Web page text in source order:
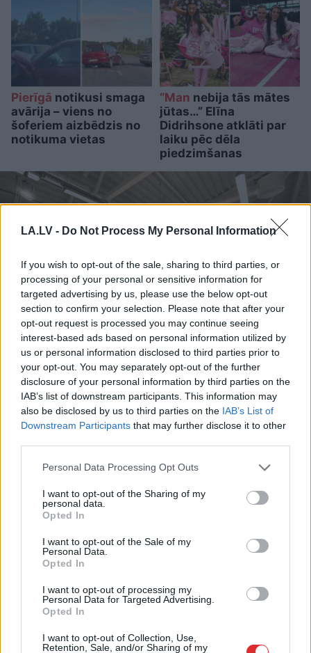
LA.LV - Do Not Process My Personal Information
If you wish to opt-out of the sale, sharing to third parties, or
processing of your personal or sensitive information for
targeted advertising by us, please use the below opt-out
section to confirm your selection. Please note that after your
opt-out request is processed you may continue seeing
interest-based ads based on personal information utilized by
us or personal information disclosed to third parties prior to
your opt-out. You may separately opt-out of the further
disclosure of your personal information by third parties on the
IAB’s list of downstream participants. This information may
also be disclosed by us to third parties on the IAB’s List of
Downstream Participants that may further disclose it to other
Please note that this website/app uses one or more Google
not limited to your visit or usage behaviour. You may click to
grant or deny consent to Google and its third-party tags to
use your data for below specified purposes in below Google
consent section.
Personal Data Processing Opt Outs
I want to opt-out of the Sharing of my
personal data.
Opted In
I want to opt-out of the Sale of my
Personal Data.
Opted In
I want to opt-out of processing my
Personal Data for Targeted Advertising.
Opted In
I want to opt-out of Collection, Use,
Retention, Sale, and/or Sharing of my
Pierīgā notikusi smaga
avārija – viens no
šoferiem aizbēdzis no
notikuma vietas
“Man nebija tās mātes
jūtas…” Elīna
Didrihsone atklāti par
laiku pēc dēla
piedzimšanas
“Pirmoreizi ko tādu
redzu.” Pircēji sajūsmā par
veikalā novēroto
jaunieviesumu
atklāj skarbu ainu par
Krievijas situāciju
pārstāvjiem labāk
nestrīdēties: viņi
kā pamatīgi atriebties